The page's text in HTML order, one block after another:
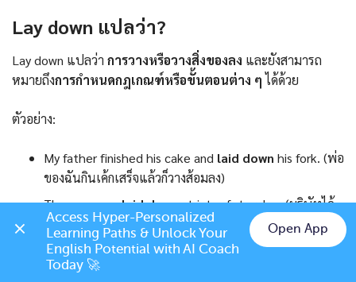
Lay down แปลว่า?
Lay down แปลว่า การวางหรือวางสิ่งของลง และยังสามารถ
หมายถึงการกำหนดกฎเกณฑ์หรือขั้นตอนต่าง ๆได้ด้วย
ตัวอย่าง:
My father finished his cake and laid down his fork. (พ่อ
ของฉันกินเค้กเสร็จแล้วก็วางส้อมลง)
The companylaid downstrict safety rules. (บริษัทได้
กำหนดกฎความปลอดภัยอย่างเข้มงวด)
Chat on LINE
Access Hyper-Personalized
Learning Paths & Unlock Your
English Potential with AI Coach
Today 🚀
Open App